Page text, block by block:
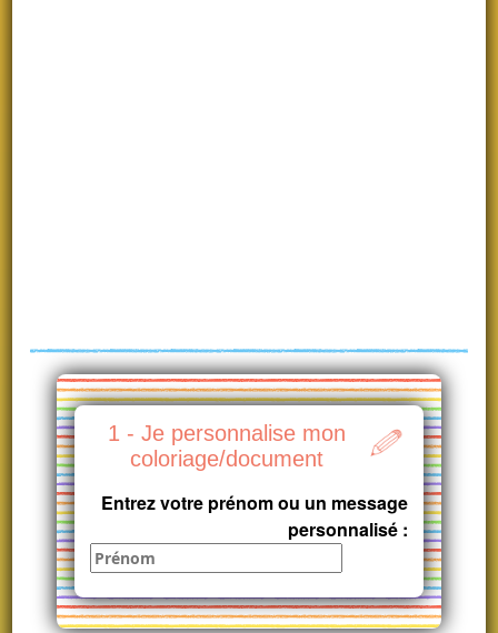
1 - Je personnalise mon
coloriage/document
Entrez votre prénom ou un message
personnalisé :